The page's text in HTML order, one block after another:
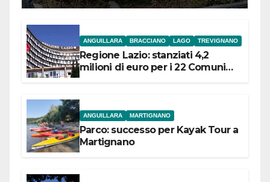
ANGUILLARA BRACCIANO LAGO TREVIGNANO
Regione Lazio: stanziati 4,2
milioni di euro per i 22 Comuni
ANGUILLARA MARTIGNANO
Parco: successo per Kayak Tour a
Martignano